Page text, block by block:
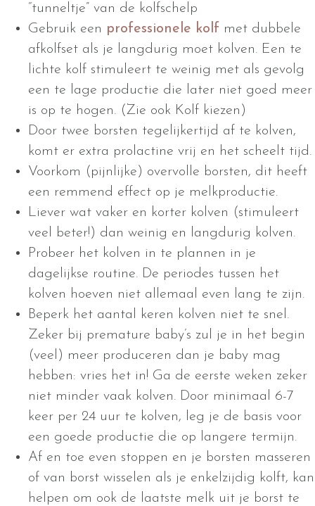
“tunneltje” van de kolfschelp
Gebruik een professionele kolf met dubbele
afkolfset als je langdurig moet kolven. Een te
lichte kolf stimuleert te weinig met als gevolg
een te lage productie die later niet goed meer
is op te hogen. (Zie ook Kolf kiezen)
Door twee borsten tegelijkertijd af te kolven,
komt er extra prolactine vrij en het scheelt tijd.
Voorkom (pijnlijke) overvolle borsten, dit heeft
een remmend effect op je melkproductie.
Liever wat vaker en korter kolven (stimuleert
veel beter!) dan weinig en langdurig kolven.
Probeer het kolven in te plannen in je
dagelijkse routine. De periodes tussen het
kolven hoeven niet allemaal even lang te zijn.
Beperk het aantal keren kolven niet te snel.
Zeker bij premature baby’s zul je in het begin
(veel) meer produceren dan je baby mag
hebben: vries het in! Ga de eerste weken zeker
niet minder vaak kolven. Door minimaal 6-7
keer per 24 uur te kolven, leg je de basis voor
een goede productie die op langere termijn.
Af en toe even stoppen en je borsten masseren
of van borst wisselen als je enkelzijdig kolft, kan
helpen om ook de laatste melk uit je borst te